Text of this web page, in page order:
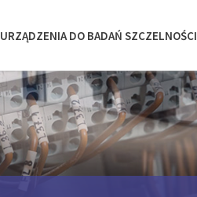
URZĄDZENIA DO BADAŃ SZCZELNOŚCI